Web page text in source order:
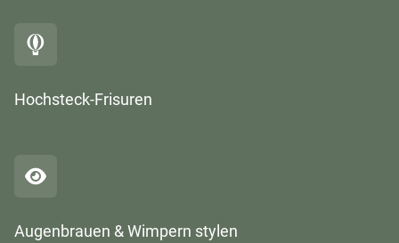
Hochsteck-Frisuren
Augenbrauen & Wimpern stylen